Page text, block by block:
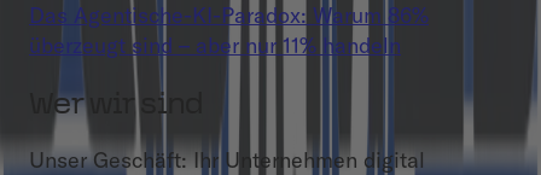
Das Agentische-KI-Paradox: Warum 86%
überzeugt sind – aber nur 11% handeln
Wer wir sind
Unser Geschäft: Ihr Unternehmen digital